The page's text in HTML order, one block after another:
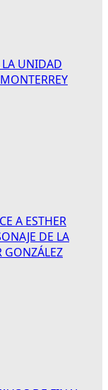
LA UNIDAD
A ESTHER
DE LA
GONZÁLEZ